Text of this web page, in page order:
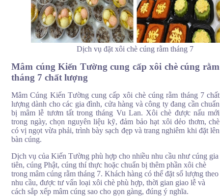
Mâm cúng Kiến Tường cung cấp xôi chè cúng rằm tháng 7
Bảng giá xôi chè cúng rằm tháng 7 tại
mâm cúng Kiến Tường.
Bảng giá xôi chè cúng rằm tháng 7 tại Mâm Cúng Kiến Tường
được xây dựng phù hợp với nhiều nhu cầu khác nhau, từ mâm cúng
đơn giản tại gia đến các gói đầy đủ, chỉn chu. Mức giá rõ ràng, minh
bạch theo từng phần xôi chè và số lượng, giúp khách hàng dễ dàng
lựa chọn theo ngân sách.
Loại sản phẩm
Giá thấp
nhất
Giá cao
nhất
Khối
lượng
Dịch vụ đặt xôi chè cúng rằm tháng 7
Mâm cúng Kiến Tường cung cấp xôi chè cúng rằm
tháng 7 chất lượng
Mâm Cúng Kiến Tường cung cấp xôi chè cúng rằm tháng 7 chất
lượng dành cho các gia đình, cửa hàng và công ty đang cần chuẩn
bị mâm lễ tươm tất trong tháng Vu Lan. Xôi chè được nấu mới
trong ngày, chọn nguyên liệu kỹ, đảm bảo hạt xôi dẻo thơm, chè
có vị ngọt vừa phải, trình bày sạch đẹp và trang nghiêm khi đặt lên
bàn cúng.
Dịch vụ của Kiến Tường phù hợp cho nhiều nhu cầu như cúng gia
tiên, cúng Phật, cúng thí thực hoặc chuẩn bị thêm phần xôi chè
trong mâm cúng rằm tháng 7. Khách hàng có thể đặt số lượng theo
nhu cầu, được tư vấn loại xôi chè phù hợp, thời gian giao lễ và
cách sắp xếp mâm cúng sao cho gọn gàng, đúng ý nghĩa.